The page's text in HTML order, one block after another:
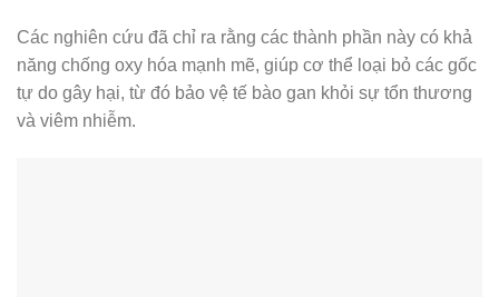
Các nghiên cứu đã chỉ ra rằng các thành phần này có khả
năng chống oxy hóa mạnh mẽ, giúp cơ thể loại bỏ các gốc
tự do gây hại, từ đó bảo vệ tế bào gan khỏi sự tổn thương
và viêm nhiễm.